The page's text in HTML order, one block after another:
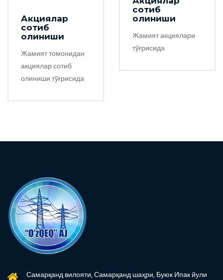
Акциялар
сотиб
олиниши
Жамият томонидан
акциялар сотиб
олиниши тўғрисида
сотиб
олиниши
Жамият акциялари
тўғрисида
Самарқанд вилояти, Самарқанд шаҳри, Буюк Ипак йули